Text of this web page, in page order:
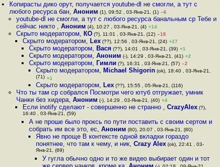
Копирасты дико орут, получается youtube-dl не смогли, а тут с
любого ресурса бан,Аноним (1), 09:52 , 03-Янв-21, (1) –6
youtube-dl не смогли, а тут с любого ресурса банальным cp Тебе и
сейчас никто , Аноним (4), 10:27 , 03-Янв-21, (4) +14
Скрыто модератором, КО(?), 11:01 , 03-Янв-21, (12) –18
Скрыто модератором, Lex(??), 12:56 , 03-Янв-21, (24) +27
Скрыто модератором, Вася (??), 14:01 , 03-Янв-21, (39) +1
Скрыто модератором,Аноним (-), 14:29 , 03-Янв-21, (41) +2
Скрыто модератором, Гимли (?), 16:31 , 03-Янв-21, (57) –2
Скрыто модератором, Michael Shigorin(ok), 18:40 , 03-Янв-21,
(71) +1
Скрыто модератором, Lex(??), 15:55 , 05-Янв-21, (116)
Что ты там cp собрался Посмотри чего ютуб отгружает, умник
Чанки без хидера, Аноним (-), 14:29 , 03-Янв-21, (40) +4
Если inotify сделают - совершенно не странно , CrazyAlex(?),
16:40 , 03-Янв-21, (59)
А не проше было проксь по пути поставить с своим сертом и
собрать им все это, ес,Аноним (80), 20:07 , 03-Янв-21, (80)
Явно не проще В контексте одной вкладки гораздо
понятнее, что там к чему, и ник, Crazy Alex(ok), 22:41 , 03-
Янв-21, (89)
У гугла обычно одно и то же видео выбирает один и тот